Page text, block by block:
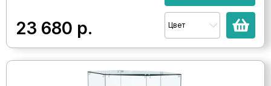
23 680 р. Цвет